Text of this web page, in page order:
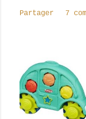
i
Partager 7